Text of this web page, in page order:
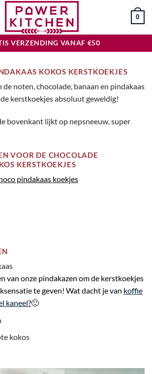
0
VERZENDING VANAF €50
KOKOS KERSTKOEKJES
noten, chocolade, banaan en pindakaas
kerstkoekjes absoluut geweldig!
bovenkant lijkt op nepsneeuw, super
VOOR DE CHOCOLADE
KERSTKOEKJES
pindakaas koekjes
van onze pindakazen om de kerstkoekjes
te geven! Wat dacht je van koffie
kaneel?🙂
kokos